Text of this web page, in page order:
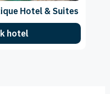
Hotel & Suites
hotel